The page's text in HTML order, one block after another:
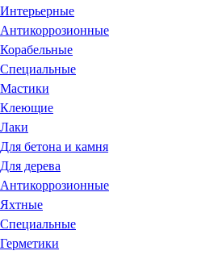
Интерьерные
Антикоррозионные
Корабельные
Специальные
Мастики
Клеющие
Лаки
Для бетона и камня
Для дерева
Антикоррозионные
Яхтные
Специальные
Герметики